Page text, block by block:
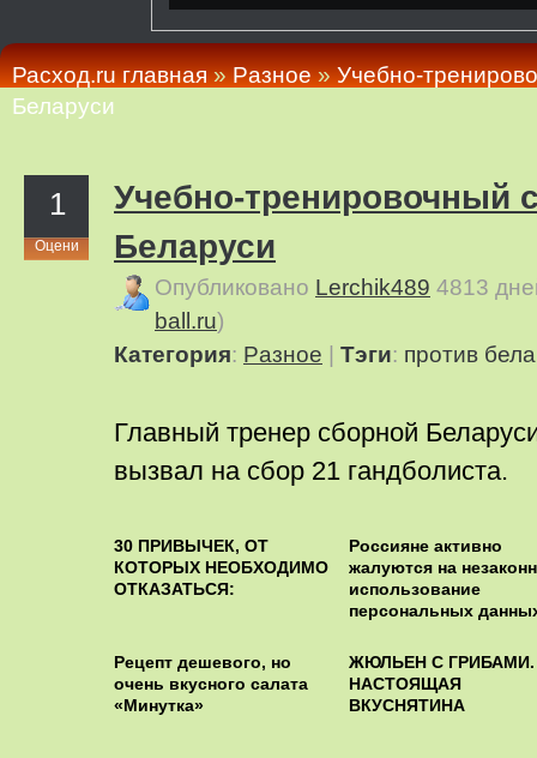
Расход.ru главная»Pазное»Учебно-
Беларуси
1
Оцени
Учебно-тренировочный
Беларуси
Опубликовано Lerchik489 4813
ball.ru)
Категория: Pазное Тэги: против
Главный тренер сборной
вызвал на сбор 21 гандболиста.
30 ПРИВЫЧЕК, ОТ
КОТОРЫХ НЕОБХОДИМО
ОТКАЗАТЬСЯ:
Россияне активно
жалуются на
использование
персональных
Рецепт дешевого, но
очень вкусного салата
«Минутка»
ЖЮЛЬЕН С ГРИБАМИ.
НАСТОЯЩАЯ
ВКУСНЯТИНА